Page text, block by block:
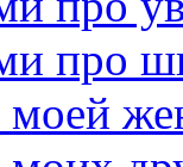
про
моей